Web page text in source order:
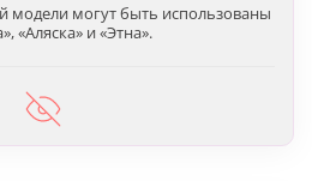
модели могут быть использованы
«Аляска» и «Этна».